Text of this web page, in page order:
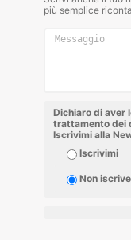
più semplice
Dichiaro di aver
trattamento dei
Iscrivimi alla
Iscrivimi
Non